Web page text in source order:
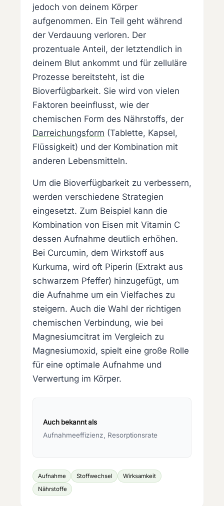
jedoch von deinem Körper
aufgenommen. Ein Teil geht während
der Verdauung verloren. Der
prozentuale Anteil, der letztendlich in
deinem Blut ankommt und für zelluläre
Prozesse bereitsteht, ist die
Bioverfügbarkeit. Sie wird von vielen
Faktoren beeinflusst, wie der
chemischen Form des Nährstoffs, der
Darreichungsform (Tablette, Kapsel,
Flüssigkeit) und der Kombination mit
anderen Lebensmitteln.
Um die Bioverfügbarkeit zu verbessern,
werden verschiedene Strategien
eingesetzt. Zum Beispiel kann die
Kombination von Eisen mit Vitamin C
dessen Aufnahme deutlich erhöhen.
Bei Curcumin, dem Wirkstoff aus
Kurkuma, wird oft Piperin (Extrakt aus
schwarzem Pfeffer) hinzugefügt, um
die Aufnahme um ein Vielfaches zu
steigern. Auch die Wahl der richtigen
chemischen Verbindung, wie bei
Magnesiumcitrat im Vergleich zu
Magnesiumoxid, spielt eine große Rolle
für eine optimale Aufnahme und
Verwertung im Körper.
Auch bekannt als
Aufnahmeeffizienz, Resorptionsrate
Aufnahme Stoffwechsel
Wirksamkeit
Nährstoffe